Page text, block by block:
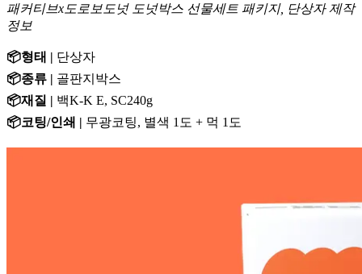
패커티브x도로보도넛 도넛박스 선물세트 패키지, 단상자 제작
정보
📦형태 | 단상자
📦종류 | 골판지박스
📦재질 | 백K-K E, SC240g
📦코팅/인쇄 | 무광코팅, 별색 1도 + 먹 1도